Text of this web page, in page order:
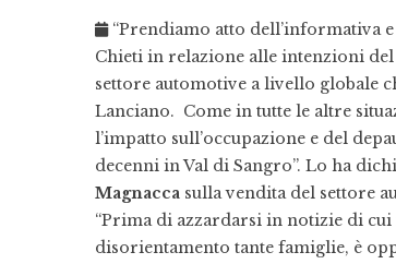
“Prendiamo atto dell’informativa
Chieti in relazione alle intenzioni
settore automotive a livello globale
Lanciano. Come in tutte le altre
l’impatto sull’occupazione e del
decenni in Val di Sangro”. Lo ha
Magnacca sulla vendita del settore
“Prima di azzardarsi in notizie di cui
disorientamento tante famiglie, è